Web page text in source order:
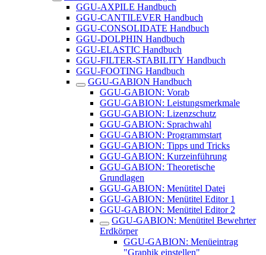
GGU-AXPILE Handbuch
GGU-CANTILEVER Handbuch
GGU-CONSOLIDATE Handbuch
GGU-DOLPHIN Handbuch
GGU-ELASTIC Handbuch
GGU-FILTER-STABILITY Handbuch
GGU-FOOTING Handbuch
GGU-GABION Handbuch
GGU-GABION: Vorab
GGU-GABION: Leistungsmerkmale
GGU-GABION: Lizenzschutz
GGU-GABION: Sprachwahl
GGU-GABION: Programmstart
GGU-GABION: Tipps und Tricks
GGU-GABION: Kurzeinführung
GGU-GABION: Theoretische
Grundlagen
GGU-GABION: Menütitel Datei
GGU-GABION: Menütitel Editor 1
GGU-GABION: Menütitel Editor 2
GGU-GABION: Menütitel Bewehrter
Erdkörper
GGU-GABION: Menüeintrag
"Graphik einstellen"